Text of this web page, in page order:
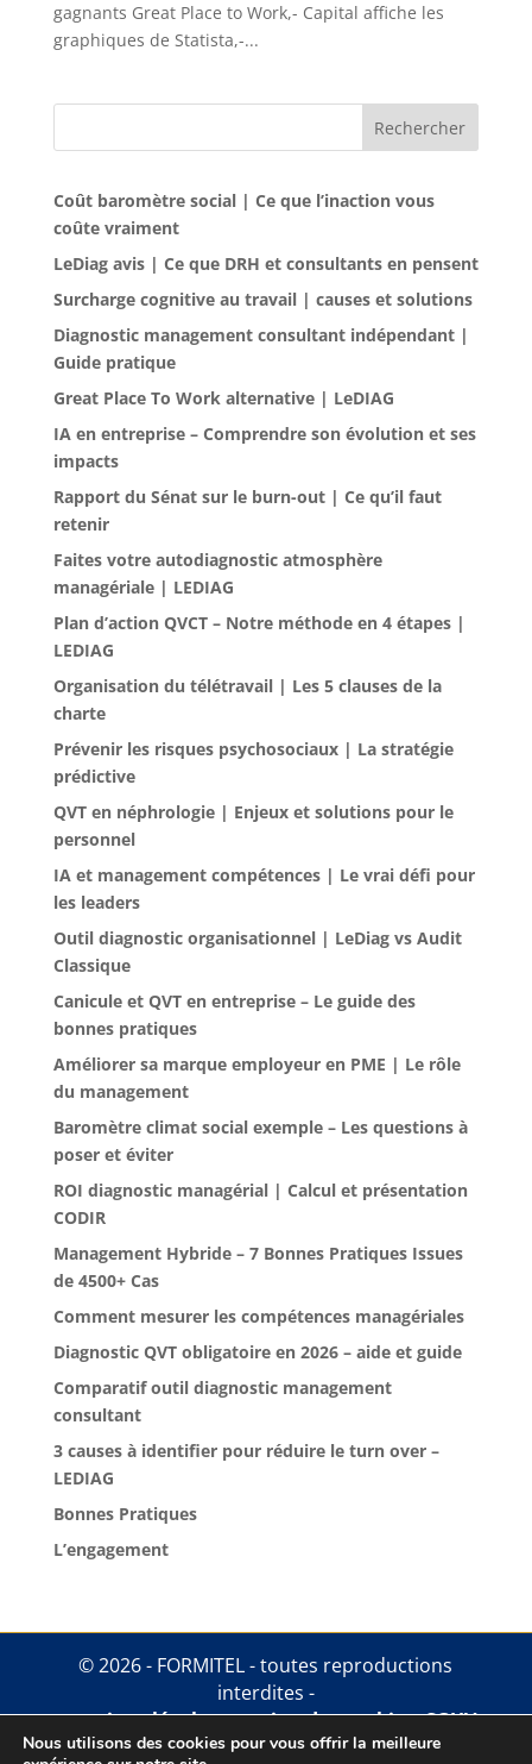
gagnants Great Place to Work,- Capital affiche les
graphiques de Statista,-...
Rechercher
Coût baromètre social | Ce que l’inaction vous
coûte vraiment
LeDiag avis | Ce que DRH et consultants en pensent
Surcharge cognitive au travail | causes et solutions
Diagnostic management consultant indépendant |
Guide pratique
Great Place To Work alternative | LeDIAG
IA en entreprise – Comprendre son évolution et ses
impacts
Rapport du Sénat sur le burn-out | Ce qu’il faut
retenir
Faites votre autodiagnostic atmosphère
managériale | LEDIAG
Plan d’action QVCT – Notre méthode en 4 étapes |
LEDIAG
Organisation du télétravail | Les 5 clauses de la
charte
Prévenir les risques psychosociaux | La stratégie
prédictive
QVT en néphrologie | Enjeux et solutions pour le
personnel
IA et management compétences | Le vrai défi pour
les leaders
Outil diagnostic organisationnel | LeDiag vs Audit
Classique
Canicule et QVT en entreprise – Le guide des
bonnes pratiques
Améliorer sa marque employeur en PME | Le rôle
du management
Baromètre climat social exemple – Les questions à
poser et éviter
ROI diagnostic managérial | Calcul et présentation
CODIR
Management Hybride – 7 Bonnes Pratiques Issues
de 4500+ Cas
Comment mesurer les compétences managériales
Diagnostic QVT obligatoire en 2026 – aide et guide
Comparatif outil diagnostic management
consultant
3 causes à identifier pour réduire le turn over –
LEDIAG
Bonnes Pratiques
L’engagement
© 2026 - FORMITEL - toutes reproductions
interdites -
mentions légales.gestion des cookies.CGUV
Nous utilisons des cookies pour vous offrir la meilleure